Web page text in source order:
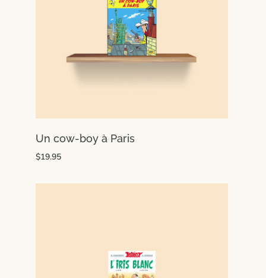
Un cow-boy à Paris
$19.95